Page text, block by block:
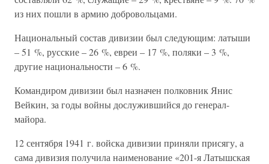
из них пошли в армию добровольцами.
Национальный состав дивизии был следующим: латыши
– 51 %, русские – 26 %, евреи – 17 %, поляки – 3 %,
другие национальности – 6 %.
Командиром дивизии был назначен полковник Янис
Вейкин, за годы войны дослужившийся до генерал-
майора.
12 сентября 1941 г. войска дивизии приняли присягу, а
сама дивизия получила наименование «201-я Латышская